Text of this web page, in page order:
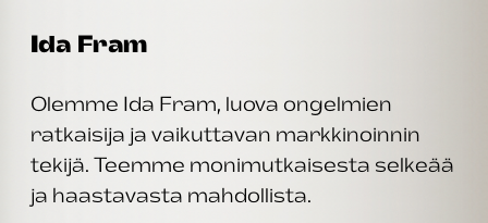
Ida Fram
Olemme Ida Fram, luova ongelmien
ratkaisija ja vaikuttavan markkinoinnin
tekijä. Teemme monimutkaisesta selkeää
ja haastavasta mahdollista.